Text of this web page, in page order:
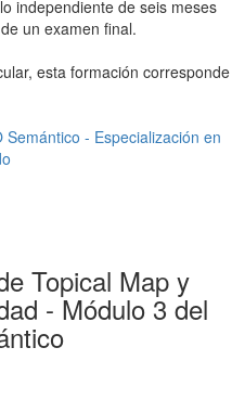
independiente de seis meses
un examen final.
esta formación corresponde
Semántico - Especialización en
Topical Map y
- Módulo 3 del